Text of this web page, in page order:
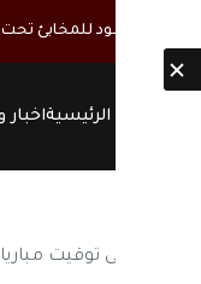
الحوثي تعود للمخابئ
الرئيسيةاخبار